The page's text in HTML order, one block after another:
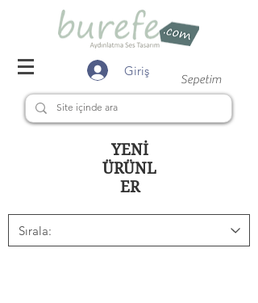
Giriş
Sepetim
YENİ
ÜRÜNL
ER